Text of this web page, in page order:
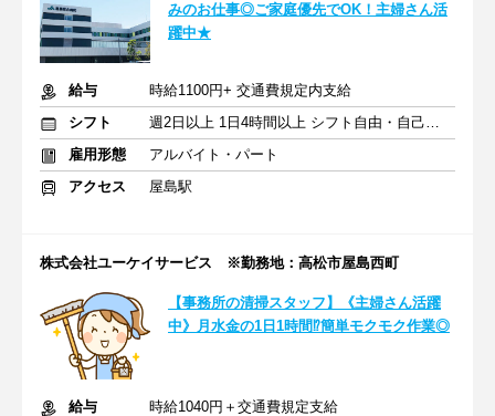
みのお仕事◎ご家庭優先でOK！主婦さん活
躍中★
給与
時給1100円+ 交通費規定内支給
シフト
週2日以上 1日4時間以上 シフト自由・自己申告
雇用形態
アルバイト・パート
アクセス
屋島駅
株式会社ユーケイサービス ※勤務地：高松市屋島西町
【事務所の清掃スタッフ】《主婦さん活躍
中》月水金の1日1時間⁉簡単モクモク作業◎
給与
時給1040円＋交通費規定支給